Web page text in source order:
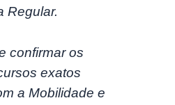
Regular.
confirmar os
exatos
a Mobilidade e